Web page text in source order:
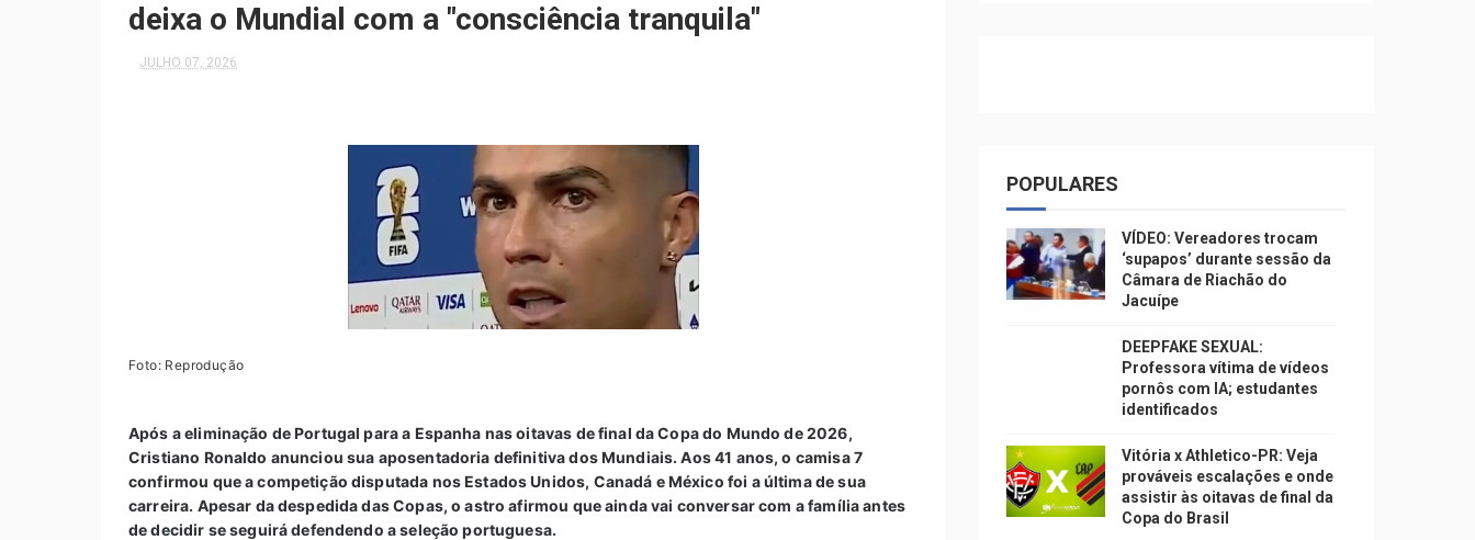
deixa o Mundial com a "consciência tranquila"
JULHO 07, 2026
Foto: Reprodução
Após a eliminação de Portugal para a Espanha nas oitavas de final da Copa do Mundo de 2026,
Cristiano Ronaldo anunciou sua aposentadoria definitiva dos Mundiais. Aos 41 anos, o camisa 7
confirmou que a competição disputada nos Estados Unidos, Canadá e México foi a última de sua
carreira. Apesar da despedida das Copas, o astro afirmou que ainda vai conversar com a família antes
de decidir se seguirá defendendo a seleção portuguesa.
POPULARES
VÍDEO: Vereadores trocam
‘supapos’ durante sessão da
Câmara de Riachão do
Jacuípe
DEEPFAKE SEXUAL:
Professora vítima de vídeos
pornôs com IA; estudantes
identificados
Vitória x Athletico-PR: Veja
prováveis escalações e onde
assistir às oitavas de final da
Copa do Brasil